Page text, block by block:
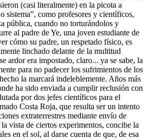
(casi literalmente) en la picota a
sistema”, como profesores y científicos,
pública, cuando no torturándolos y
al padre de Ye, una joven estudiante de
cómo su padre, un respetado físico, es
linchado delante de la multitud
ardor era impostado, claro... ya se sabe, la
para no padecer los sufrimientos de los
la marcará indeleblemente. Años más
ha sido enviada a cumplir reclusión con
por dos jefes científicos para el
Costa Roja, que resulta ser un intento
extraterrestres mediante envío de
la vista de ciertos experimentos, concibe la
en el sol, al darse cuenta de que, de esa